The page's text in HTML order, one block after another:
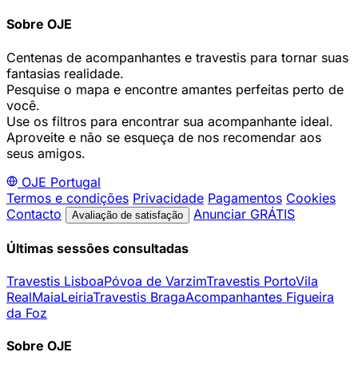
Sobre OJE
Centenas de acompanhantes e travestis para tornar suas
fantasias realidade.
Pesquise o mapa e encontre amantes perfeitas perto de
você.
Use os filtros para encontrar sua acompanhante ideal.
Aproveite e não se esqueça de nos recomendar aos
seus amigos.
OJE Portugal
Termos e condições Privacidade Pagamentos Cookies
Contacto
Avaliação de satisfação Anunciar GRÁTIS
Últimas sessões consultadas
Travestis LisboaPóvoa de VarzimTravestis PortoVila
RealMaiaLeiriaTravestis BragaAcompanhantes Figueira
da Foz
Sobre OJE